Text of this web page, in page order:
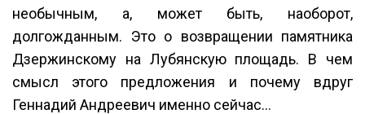
необычным, а, может быть, наоборот,
долгожданным. Это о возвращении памятника
Дзержинскому на Лубянскую площадь. В чем
смысл этого предложения и почему вдруг
Геннадий Андреевич именно сейчас…